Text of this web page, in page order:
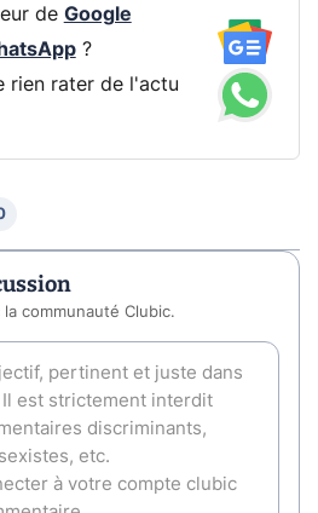
de Google
?
rien rater de l'actu
communauté Clubic.